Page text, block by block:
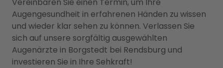
Augengesundheit in erfahrenen Händen zu wissen
und wieder klar sehen zu können. Verlassen Sie
sich auf unsere sorgfältig ausgewählten
Augenärzte in Borgstedt bei Rendsburg und
investieren Sie in Ihre Sehkraft!